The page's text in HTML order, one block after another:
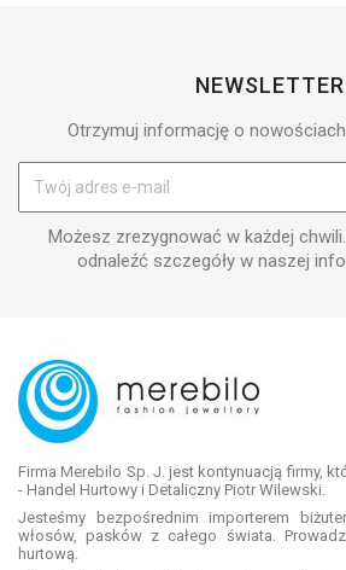
NEWSLETTER
Otrzymuj informację o
Możesz zrezygnować w każdej
odnaleźć szczegóły w naszej
Firma Merebilo Sp. J. jest kontynuacją firmy,
- Handel Hurtowy i Detaliczny Piotr Wilewski.
Jesteśmy bezpośrednim importerem
włosów, pasków z całego świata.
hurtową.